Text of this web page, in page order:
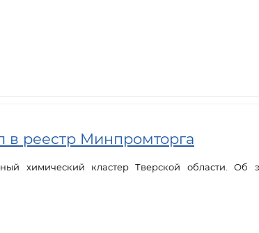
в реестр Минпромторга
химический кластер Тверской области. Об